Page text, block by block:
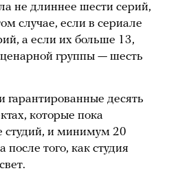
не длиннее шести серий,
случае, если в сериале
а если их больше 13,
группы — шесть
гарантированные десять
которые пока
студий, и минимум 20
после того, как студия